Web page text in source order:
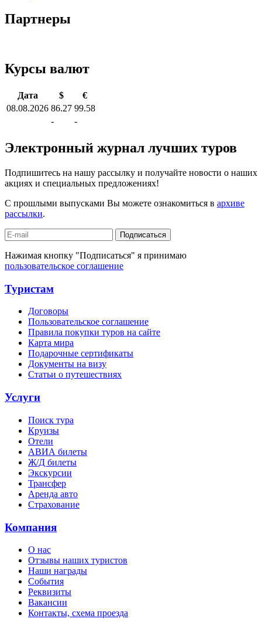
Партнеры
Курсы валют
Дата $
€
08.08.2026 86.27 99.58
-
-
Электронный журнал лучших туров
Подпишитесь на нашу рассылку и получайте новости о наших
акциях и специальных предложениях!
С прошлыми выпусками Вы можете ознакомиться в архиве
рассылки.
Подписаться
Нажимая кнопку "Подписаться" я принимаю
пользовательское соглашение
Туристам
Договоры
Пользовательское соглашение
Правила покупки туров на сайте
Карта мира
Подарочные сертификаты
Документы на визу
Статьи о путешествиях
Услуги
Поиск тура
Круизы
Отели
АВИА билеты
Ж/Д билеты
Экскурсии
Трансфер
Аренда авто
Страхование
Компания
О нас
Отзывы наших туристов
Наши награды
События
Реквизиты
Вакансии
Контакты, схема проезда